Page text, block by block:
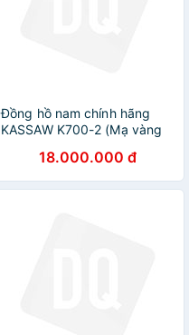
Đồng hồ nam chính hãng
KASSAW K700-2 (Mạ vàng
18.000.000 đ